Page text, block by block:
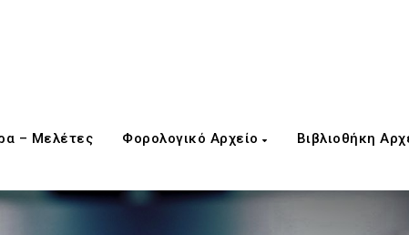
– Μελέτες Φορολογικό Αρχείο Βιβλιοθήκη